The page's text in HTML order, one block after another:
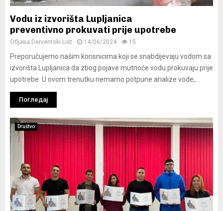
Vodu iz izvorišta Lupljanica
preventivno prokuvati prije upotrebe
Објава Derventski List 14/06/2024 15
Preporučujemo našim korisnicima koji se snabdijevaju vodom sa
izvorišta Lupljanica da zbog pojave mutnoće vodu prokuvaju prije
upotrebe. U ovom trenutku nemamo potpune analize vode,...
Погледај
Društvo